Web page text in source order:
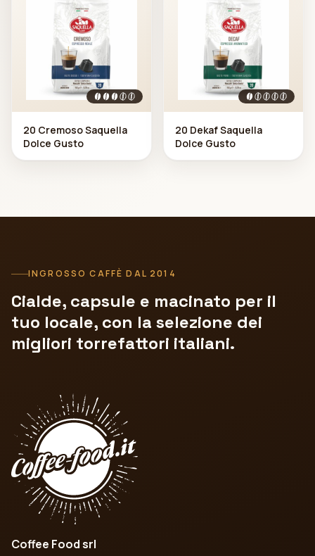
20 Cremoso Saquella
Dolce Gusto
20 Dekaf Saquella
Dolce Gusto
INGROSSO CAFFÈ DAL 2014
Cialde, capsule e macinato per il
tuo locale, con la selezione dei
migliori torrefattori italiani.
Coffee Food srl